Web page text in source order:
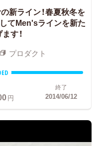
新ライン！春夏秋冬を
てMen'sラインを新た
す！
プロダクト
円
終了
2014/06/12